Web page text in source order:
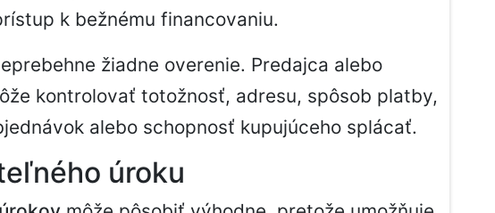
k bežnému financovaniu.
žiadne overenie. Predajca alebo
kontrolovať totožnosť, adresu, spôsob platby,
alebo schopnosť kupujúceho splácať.
úroku